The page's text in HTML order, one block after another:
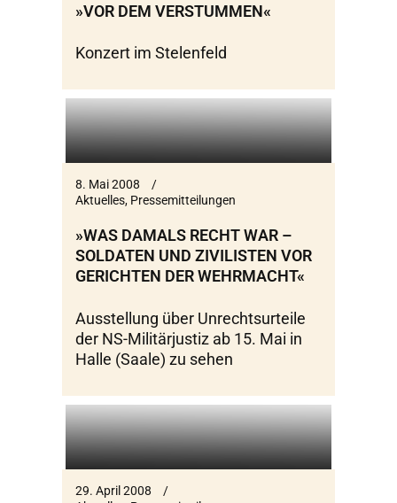
»VOR DEM VERSTUMMEN«
Konzert im Stelenfeld
8. Mai 2008
Aktuelles, Pressemitteilungen
»WAS DAMALS RECHT WAR –
SOLDATEN UND ZIVILISTEN VOR
GERICHTEN DER WEHRMACHT«
Ausstellung über Unrechtsurteile
der NS-Militärjustiz ab 15. Mai in
Halle (Saale) zu sehen
29. April 2008